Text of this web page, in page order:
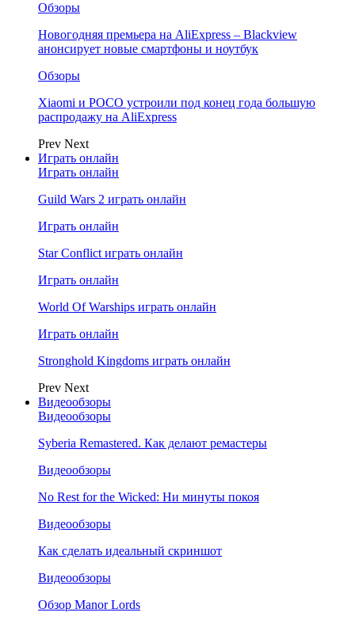
Обзоры
Новогодняя премьера на AliExpress – Blackview
анонсирует новые смартфоны и ноутбук
Обзоры
Xiaomi и POCO устроили под конец года большую
распродажу на AliExpress
Prev Next
Играть онлайн
Играть онлайн
Guild Wars 2 играть онлайн
Играть онлайн
Star Conflict играть онлайн
Играть онлайн
World Of Warships играть онлайн
Играть онлайн
Stronghold Kingdoms играть онлайн
Prev Next
Видеообзоры
Видеообзоры
Syberia Remastered. Как делают ремастеры
Видеообзоры
No Rest for the Wicked: Ни минуты покоя
Видеообзоры
Как сделать идеальный скриншот
Видеообзоры
Обзор Manor Lords